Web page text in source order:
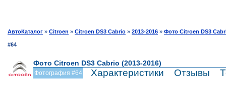
АвтоКаталог » Citroen » Citroen DS3 Cabrio » 2013-2016 » Фото Citroen DS3
#64
Фото Citroen DS3 Cabrio (2013-2016)
Фотография #64 Характеристики Отзывы